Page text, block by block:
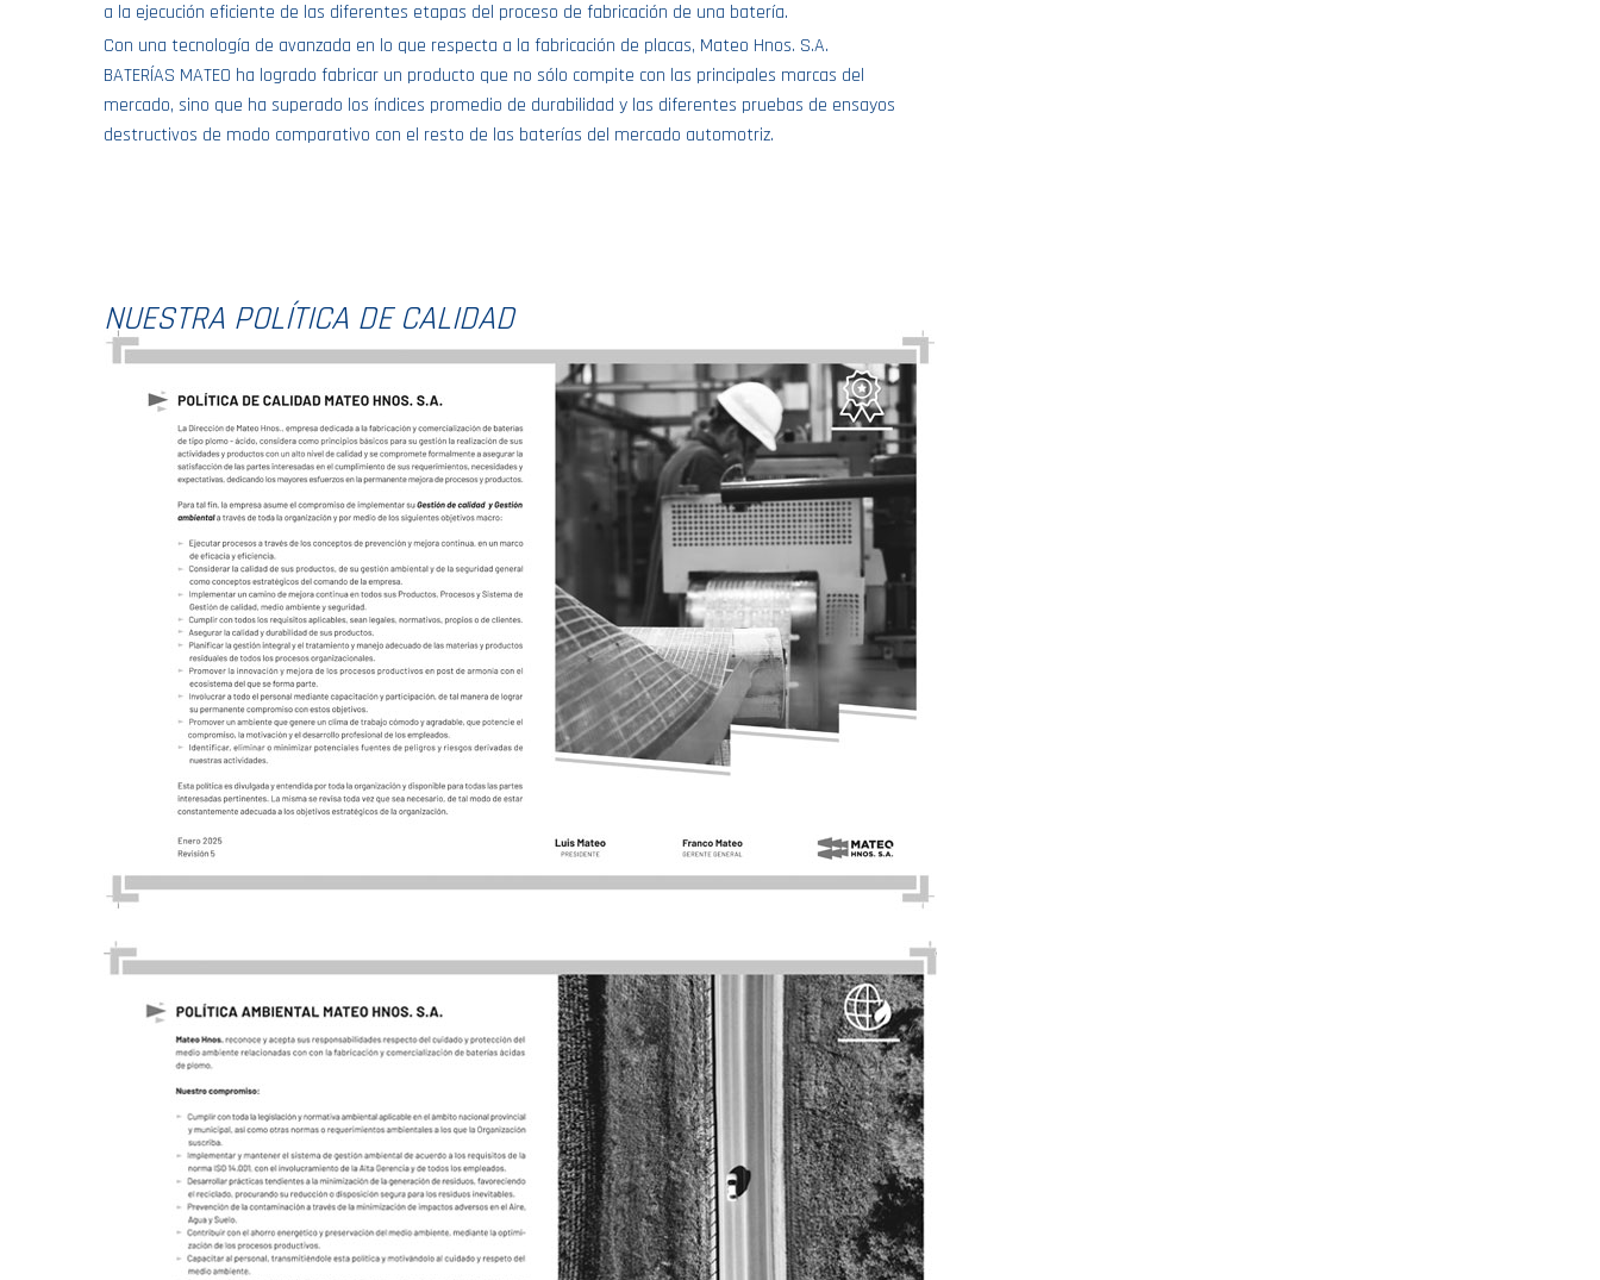
a la ejecución eficiente de las diferentes etapas del proceso de fabricación de una batería.
Con una tecnología de avanzada en lo que respecta a la fabricación de placas, Mateo Hnos. S.A.
BATERÍAS MATEO ha logrado fabricar un producto que no sólo compite con las principales marcas del
mercado, sino que ha superado los índices promedio de durabilidad y las diferentes pruebas de ensayos
destructivos de modo comparativo con el resto de las baterías del mercado automotriz.
NUESTRA POLÍTICA DE CALIDAD